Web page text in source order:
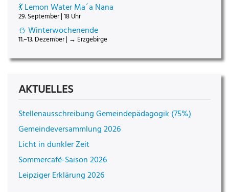
💃 Lemon Water Ma´a Nana
29. September | 18 Uhr
⛄ Winterwochenende
11.–13. Dezember | → Erzgebirge
AKTUELLES
Stellenausschreibung Gemeindepädagogik (75%)
Gemeindeversammlung 2026
Licht in dunkler Zeit
Sommercafé-Saison 2026
Leipziger Erklärung 2026